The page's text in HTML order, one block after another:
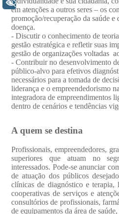
+ Acessibilidade